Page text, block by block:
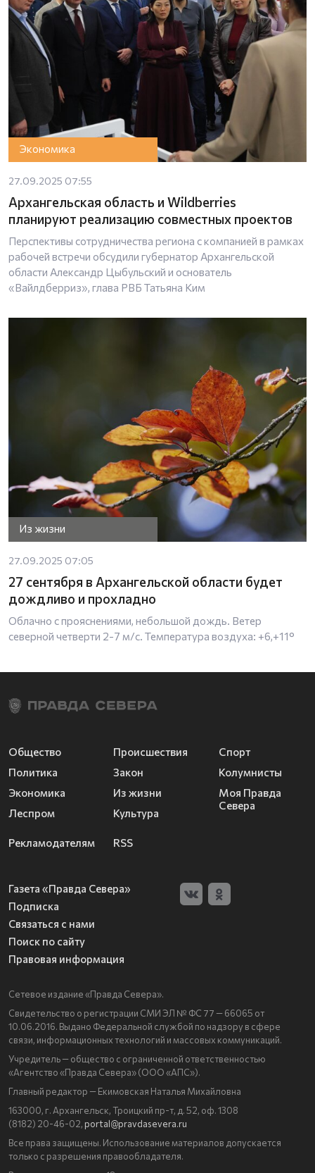
Экономика
27.09.2025 07:55
Архангельская область и Wildberries
планируют реализацию совместных проектов
Перспективы сотрудничества региона с компанией в рамках
рабочей встречи обсудили губернатор Архангельской
области Александр Цыбульский и основатель
«Вайлдберриз», глава РВБ Татьяна Ким
Из жизни
27.09.2025 07:05
27 сентября в Архангельской области будет
дождливо и прохладно
Облачно с прояснениями, небольшой дождь. Ветер
северной четверти 2-7 м/с. Температура воздуха: +6,+11°
Общество
Политика
Экономика
Леспром
Происшествия
Закон
Из жизни
Культура
Спорт
Колумнисты
Моя Правда
Севера
Рекламодателям RSS
Газета «Правда Севера»
Подписка
Связаться с нами
Поиск по сайту
Правовая информация
Сетевое издание «Правда Севера».
Свидетельство о регистрации СМИ ЭЛ № ФС 77 — 66065 от
10.06.2016. Выдано Федеральной службой по надзору в сфере
связи, информационных технологий и массовых коммуникаций.
Учредитель — общество с ограниченной ответственностью
«Агентство «Правда Севера» (ООО «АПС»).
Главный редактор — Екимовская Наталья Михайловна
163000, г. Архангельск, Троицкий пр-т, д. 52, оф. 1308
(8182) 20-46-02, portal@pravdasevera.ru
Все права защищены. Использование материалов допускается
только с разрешения правообладателя.